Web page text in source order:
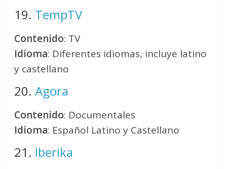
19. TempTV
Contenido: TV
Idioma: Diferentes idiomas, incluye latino
y castellano
20.Agora
Contenido: Documentales
Idioma: Español Latino y Castellano
21. Iberika